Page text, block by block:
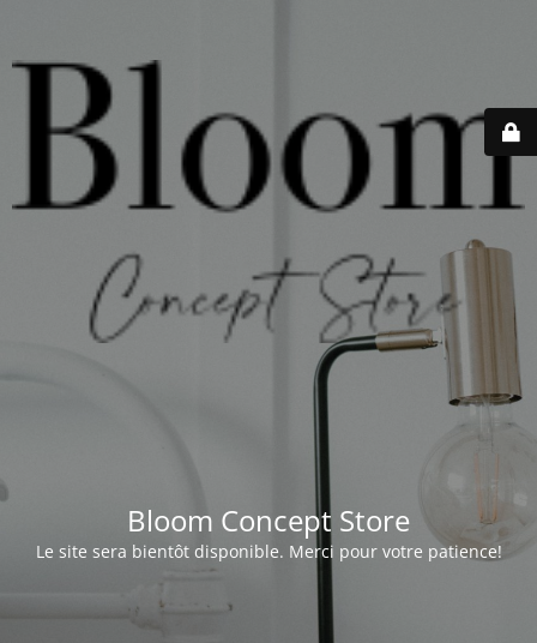
Bloom Concept Store
Le site sera bientôt disponible. Merci pour votre patience!